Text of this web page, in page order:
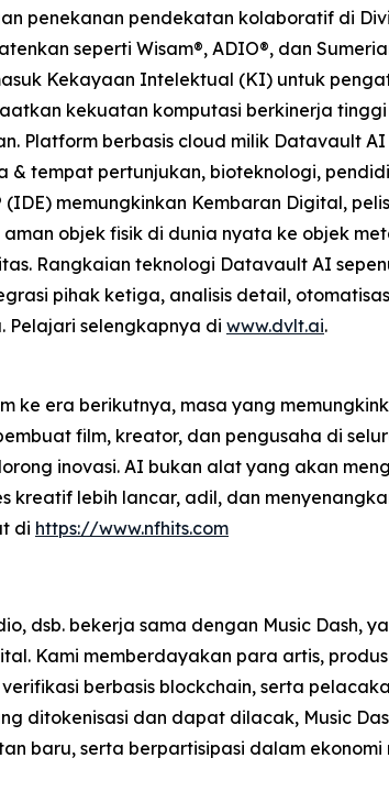
penekanan pendekatan kolaboratif di
seperti Wisam®, ADIO®, dan
Kekayaan Intelektual (KI) untuk
kekuatan komputasi berkinerja
Platform berbasis cloud milik Datavault
tempat pertunjukan, bioteknologi,
memungkinkan Kembaran Digital,
objek fisik di dunia nyata ke objek
Rangkaian teknologi Datavault AI
pihak ketiga, analisis detail,
Pelajari selengkapnya di www.dvlt.ai.
ke era berikutnya, masa yang
film, kreator, dan pengusaha di
inovasi. AI bukan alat yang akan
kreatif lebih lancar, adil, dan
di https://www.nfhits.com
dsb. bekerja sama dengan Music Dash,
Kami memberdayakan para artis,
berbasis blockchain, serta
ditokenisasi dan dapat dilacak, Music
baru, serta berpartisipasi dalam